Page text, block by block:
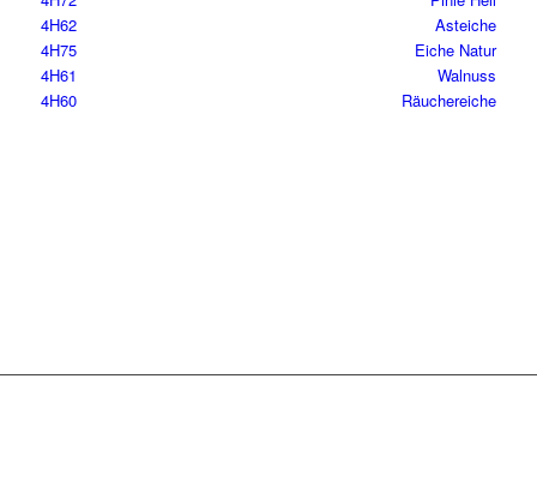
4H62
Asteiche
4H75
Eiche Natur
4H61
Walnuss
4H60
Räuchereiche